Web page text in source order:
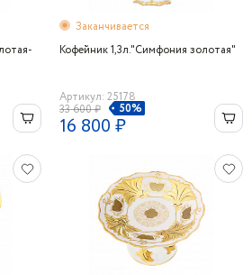
Заканчивается
Кофейник 1,3л."Симфония золотая"
Артикул: 25178
33 600 ₽
50%
16 800 ₽